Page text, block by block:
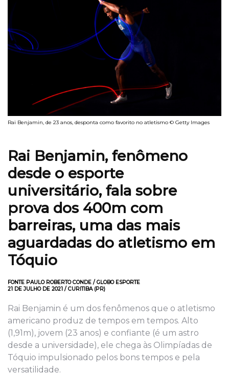
Rai Benjamin, de 23 anos, desponta como favorito no atletismo © Getty Images
Rai Benjamin, fenômeno
desde o esporte
universitário, fala sobre
prova dos 400m com
barreiras, uma das mais
aguardadas do atletismo em
Tóquio
FONTE PAULO ROBERTO CONDE / GLOBO ESPORTE
21 DE JULHO DE 2021 / CURITIBA (PR)
Rai Benjamin é um dos fenômenos que o atletismo
americano produz de tempos em tempos. Alto
(1,91m), jovem (23 anos) e confiante (é um astro
desde a universidade), ele chega às Olimpíadas de
Tóquio impulsionado pelos bons tempos e pela
versatilidade.